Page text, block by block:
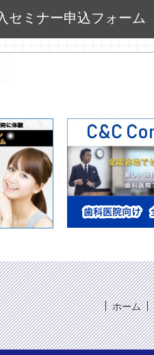
セミナー申込フォーム
ホーム